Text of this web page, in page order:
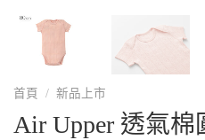
首頁 / 新品上市
Air Upper 透氣棉